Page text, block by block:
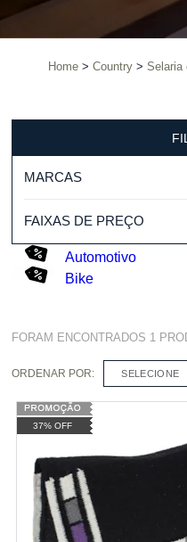
Home Country Selaria
MARCAS
FAIXAS DE PREÇO
Automotivo
Bike
FORAM ENCONTRADOS 1
ORDENAR POR: SELECIONE
37% OFF